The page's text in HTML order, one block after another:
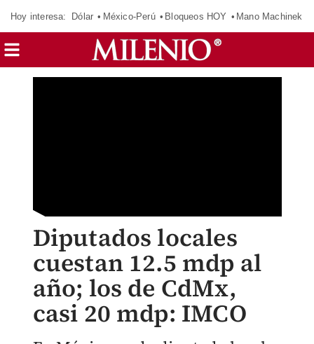
Hoy interesa: Dólar México-Perú Bloqueos HOY Mano Machinek
Diputados locales
cuestan 12.5 mdp al
año; los de CdMx,
casi 20 mdp: IMCO